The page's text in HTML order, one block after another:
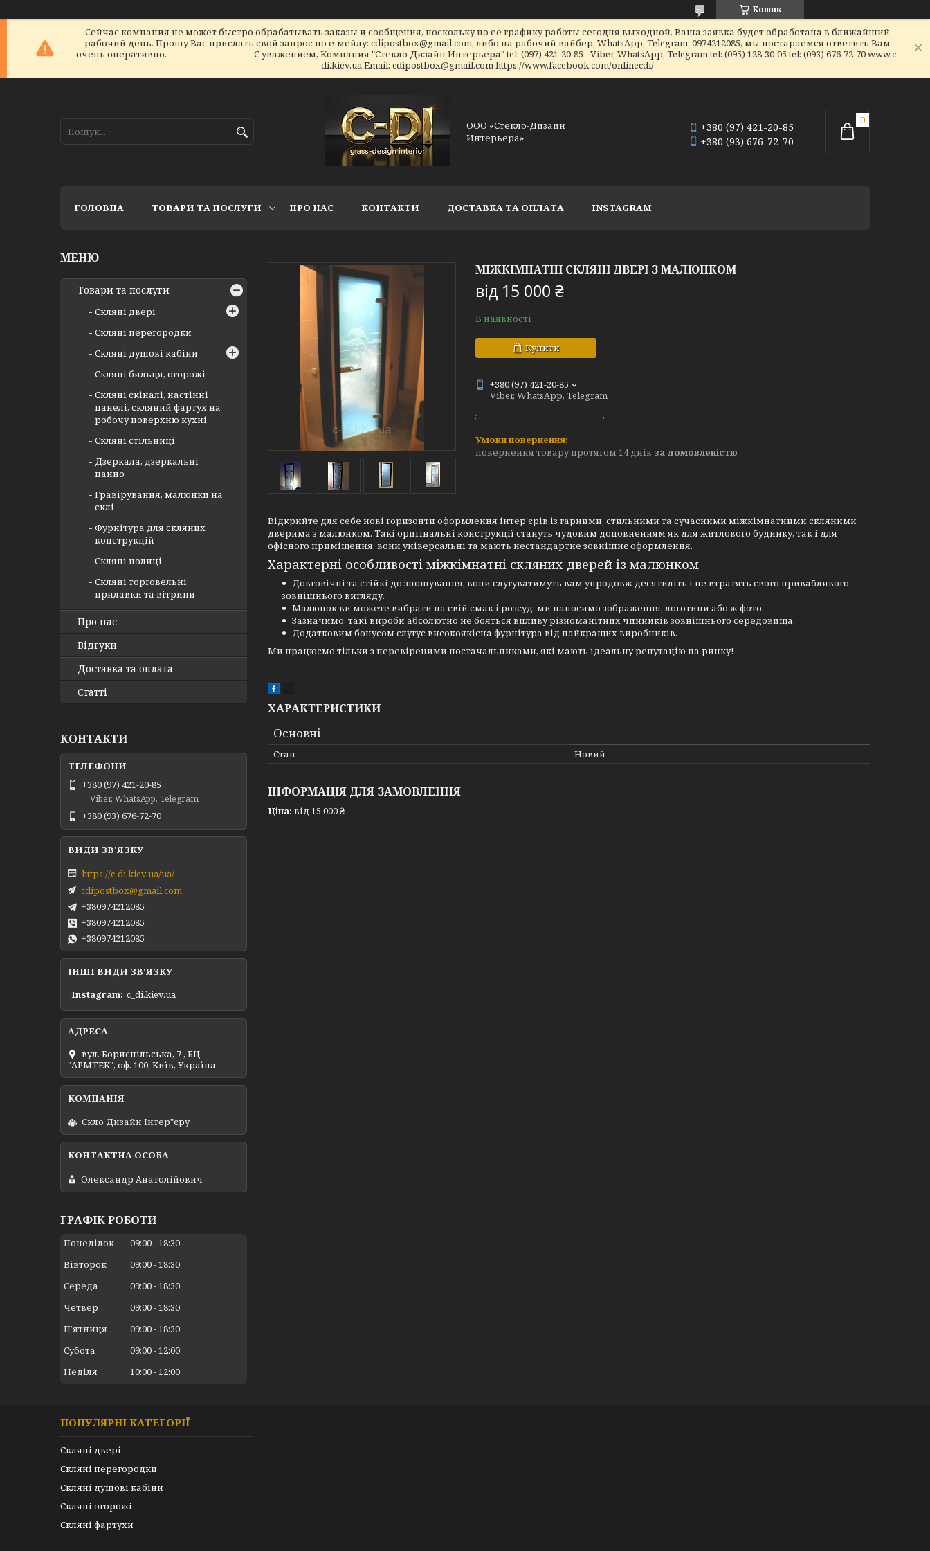
Кошик
Сейчас компания не может быстро обрабатывать заказы и сообщения, поскольку по ее графику работы сегодня выходной. Ваша заявка будет обработана в ближайший
рабочий день. Прошу Вас прислать свой запрос по е-мейлу: cdipostbox@gmail.com, либо на рабочий вайбер, WhatsApp, Telegram: 0974212085, мы постараемся ответить Вам
очень оперативно. ------------------------------ С уважением, Компания "Стекло Дизайн Интерьера" tel: (097) 421-20-85 - Viber, WhatsApp, Telegram tel: (095) 128-30-05 tel: (093) 676-72-70 www.c-
di.kiev.ua Email: cdipostbox@gmail.com https://www.facebook.com/onlinecdi/
ООО «Стекло-Дизайн
Интерьера»
+380 (97) 421-20-85
+380 (93) 676-72-70
ГОЛОВНА ТОВАРИ ТА ПОСЛУГИ ПРО НАС КОНТАКТИ ДОСТАВКА ТА ОПЛАТА INSTAGRAM
МІЖКІМНАТНІ СКЛЯНІ ДВЕРІ З МАЛЮНКОМ
від 15 000 ₴
В наявності
Купити
+380 (97) 421-20-85
Viber, WhatsApp, Telegram
повернення товару протягом 14 днів за домовленістю
Відкрийте для себе нові горизонти оформлення інтер'єрів із гарними, стильними та сучасними міжкімнатними скляними
дверима з малюнком. Такі оригінальні конструкції стануть чудовим доповненням як для житлового будинку, так і для
офісного приміщення, вони універсальні та мають нестандартне зовнішнє оформлення.
Характерні особливості міжкімнатні скляних дверей із малюнком
Довговічні та стійкі до зношування, вони слугуватимуть вам упродовж десятиліть і не втратять свого привабливого
зовнішнього вигляду.
Малюнок ви можете вибрати на свій смак і розсуд: ми наносимо зображення, логотипи або ж фото.
Зазначимо, такі вироби абсолютно не бояться впливу різноманітних чинників зовнішнього середовища.
Додатковим бонусом слугує високоякісна фурнітура від найкращих виробників.
Ми працюємо тільки з перевіреними постачальниками, які мають ідеальну репутацію на ринку!
ХАРАКТЕРИСТИКИ
Основні
Стан Новий
ІНФОРМАЦІЯ ДЛЯ ЗАМОВЛЕННЯ
Ціна: від 15 000 ₴
Товари та послуги
Скляні двері
Скляні перегородки
Скляні душові кабіни
Скляні бильця, огорожі
Скляні скіналі, настінні
панелі, скляний фартух на
робочу поверхню кухні
Скляні стільниці
Дзеркала, дзеркальні
панно
Гравірування, малюнки на
склі
Фурнітура для скляних
конструкцій
Скляні полиці
Скляні торговельні
прилавки та вітрини
Про нас
Відгуки
Доставка та оплата
Статті
КОНТАКТИ
+380 (97) 421-20-85
Viber, WhatsApp, Telegram
+380 (93) 676-72-70
https://c-di.kiev.ua/ua/
cdipostbox@gmail.com
+380974212085
+380974212085
+380974212085
ІНШІ ВИДИ ЗВ'ЯЗКУ
Instagram c_di.kiev.ua
вул. Бориспільська, 7 , БЦ
"АРМТЕК", оф. 100, Київ, Україна
Скло Дизайн Інтер"єру
Олександр Анатолійович
ГРАФІК РОБОТИ
Понеділок 09:00 18:30
Вівторок
09:00 18:30
Середа
09:00 18:30
Четвер
09:00 18:30
Пʼятниця
09:00 18:30
Субота
09:00 12:00
Неділя
10:00 12:00
ПОПУЛЯРНІ КАТЕГОРІЇ
Скляні двері
Скляні перегородки
Скляні душові кабіни
Скляні огорожі
Скляні фартухи